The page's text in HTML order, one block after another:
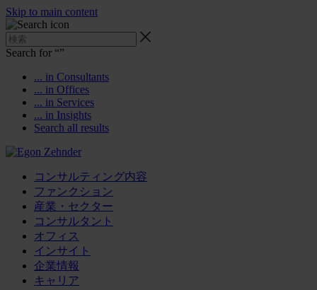
Skip to main content
Search for “”
... in Consultants
... in Offices
... in Services
... in Insights
Search all results
コンサルティング内容
ファンクション
産業・セクター
コンサルタント
オフィス
インサイト
企業情報
キャリア